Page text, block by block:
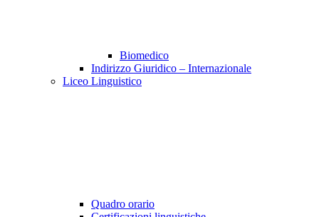
Biomedico
Indirizzo Giuridico – Internazionale
Liceo Linguistico
Quadro orario